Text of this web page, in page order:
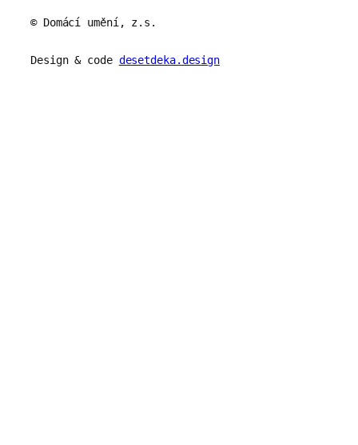
© Domácí umění, z.s.
Design & code desetdeka.design